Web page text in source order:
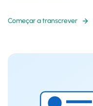
Começar a transcrever